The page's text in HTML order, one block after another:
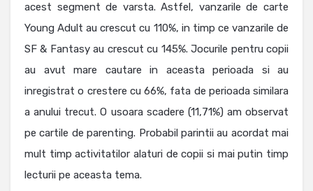
acest segment de varsta. Astfel, vanzarile de carte
Young Adult au crescut cu 110%, in timp ce vanzarile de
SF & Fantasy au crescut cu 145%. Jocurile pentru copii
au avut mare cautare in aceasta perioada si au
inregistrat o crestere cu 66%, fata de perioada similara
a anului trecut. O usoara scadere (11,71%) am observat
pe cartile de parenting. Probabil parintii au acordat mai
mult timp activitatilor alaturi de copii si mai putin timp
lecturii pe aceasta tema.